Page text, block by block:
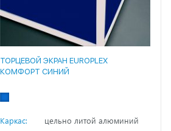
ТОРЦЕВОЙ ЭКРАН EUROPLEX
КОМФОРТ СИНИЙ
Каркас:
цельно литой алюминий